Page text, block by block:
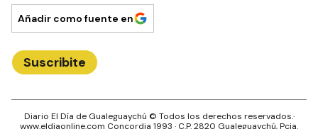
Añadir como fuente en
Suscribite
Diario El Día de Gualeguaychú © Todos los derechos reservados.·
www.eldiaonline.com Concordia 1993 · C.P.2820 Gualeguaychú, Pcia.